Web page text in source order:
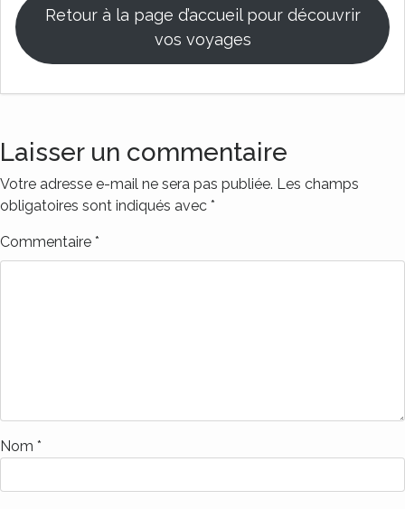
Retour à la page d’accueil pour découvrir
vos voyages
Laisser un commentaire
Votre adresse e-mail ne sera pas publiée. Les champs
obligatoires sont indiqués avec *
Commentaire *
Nom *